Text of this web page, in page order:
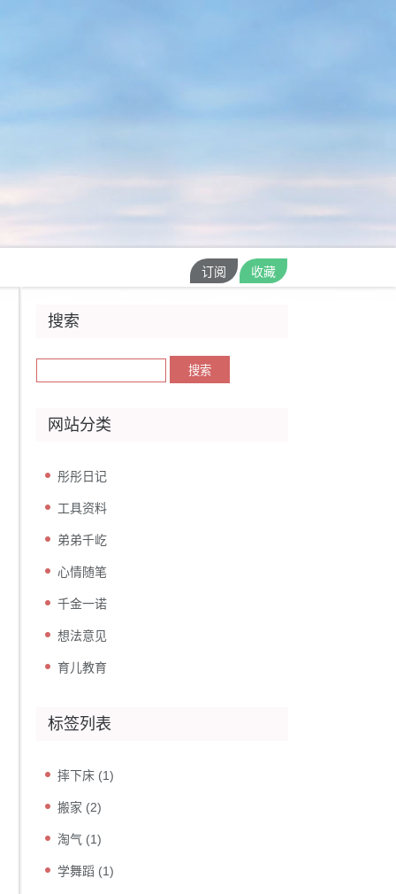
订阅 收藏
搜索
网站分类
彤彤日记
工具资料
弟弟千屹
心情随笔
千金一诺
想法意见
育儿教育
标签列表
摔下床 (1)
搬家 (2)
淘气 (1)
学舞蹈 (1)